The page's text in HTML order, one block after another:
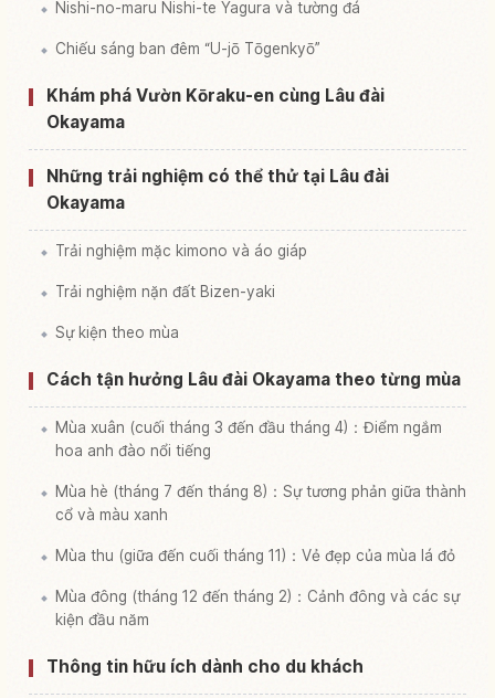
Nishi-no-maru Nishi-te Yagura và tường đá
Chiếu sáng ban đêm “U-jō Tōgenkyō”
Khám phá Vườn Kōraku-en cùng Lâu đài
Okayama
Những trải nghiệm có thể thử tại Lâu đài
Okayama
Trải nghiệm mặc kimono và áo giáp
Trải nghiệm nặn đất Bizen-yaki
Sự kiện theo mùa
Cách tận hưởng Lâu đài Okayama theo từng mùa
Mùa xuân (cuối tháng 3 đến đầu tháng 4)：Điểm ngắm
hoa anh đào nổi tiếng
Mùa hè (tháng 7 đến tháng 8)：Sự tương phản giữa thành
cổ và màu xanh
Mùa thu (giữa đến cuối tháng 11)：Vẻ đẹp của mùa lá đỏ
Mùa đông (tháng 12 đến tháng 2)：Cảnh đông và các sự
kiện đầu năm
Thông tin hữu ích dành cho du khách